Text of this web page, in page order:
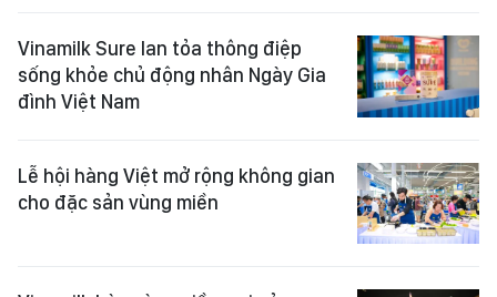
Vinamilk Sure lan tỏa thông điệp
sống khỏe chủ động nhân Ngày Gia
đình Việt Nam
Lễ hội hàng Việt mở rộng không gian
cho đặc sản vùng miền